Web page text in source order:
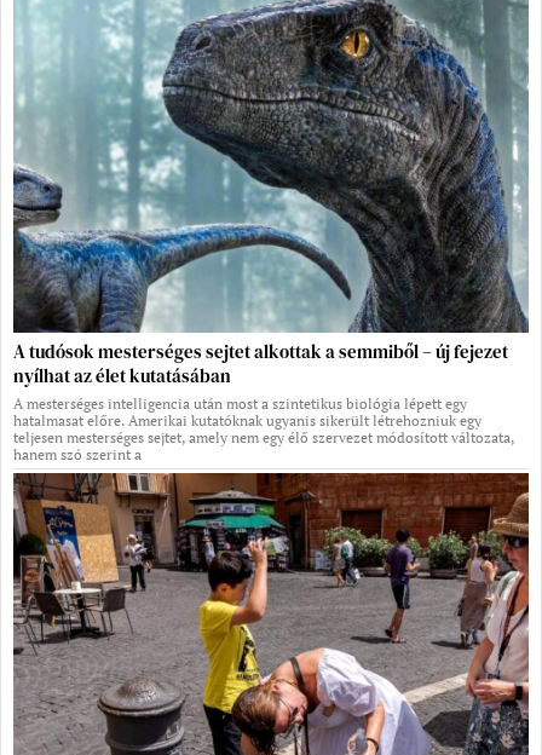
A tudósok mesterséges sejtet alkottak a semmiből – új fejezet
nyílhat az élet kutatásában
A mesterséges intelligencia után most a szintetikus biológia lépett egy
hatalmasat előre. Amerikai kutatóknak ugyanis sikerült létrehozniuk egy
teljesen mesterséges sejtet, amely nem egy élő szervezet módosított változata,
hanem szó szerint a